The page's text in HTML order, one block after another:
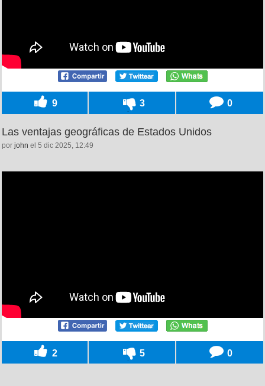
9 3 0
Las ventajas geográficas de Estados Unidos
por john el 5 dic 2025, 12:49
2 5 0